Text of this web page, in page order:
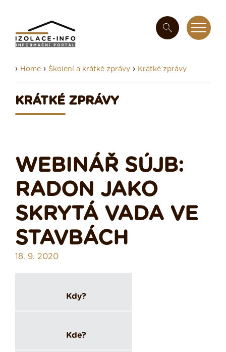
› Home › Školení a krátké zprávy › Krátké zprávy
KRÁTKÉ ZPRÁVY
WEBINÁŘ SÚJB:
RADON JAKO
SKRYTÁ VADA VE
STAVBÁCH
18. 9. 2020
Kdy?
Kde?